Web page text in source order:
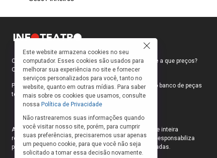
e poder satírico, utilizando os peixes como
dirigem ao público, com muito humor, clareza
e recursos técnicos, para compartilhar um dos
mais belos e instigantes textos concebidos na
nossa língua.
Como faço para ir ao teatro? Onde compro ingressos e a que preços?
Quais peças estão em cartaz?
Para responder a essas e outras perguntas, criamos o banco de peças
teatrais do INFOTEATRO.
As informações das peças cadastradas no site são de inteira
responsabilidade das produções. O Infoteatro não se responsabiliza
pela atualização das informações das peças cadastradas.
Este website armazena cookies no seu
computador. Esses cookies são usados para
melhorar sua experiência no site e fornecer
serviços personalizados para você, tanto no
website, quanto em outras mídias. Para saber
mais sobre os cookies que usamos, consulte
nossa Política de Privacidade
Não rastrearemos suas informações quando
você visitar nosso site, porém, para cumprir
suas preferências, precisaremos usar apenas
um pequeno cookie, para que você não seja
solicitado a tomar essa decisão novamente.